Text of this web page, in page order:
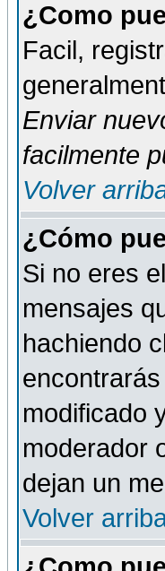
¿Como
Facil,
Enviar
facilmente
Volver
¿Cómo
Si no eres
mensajes
hachiendo
modificado
moderador
dejan un
Volver